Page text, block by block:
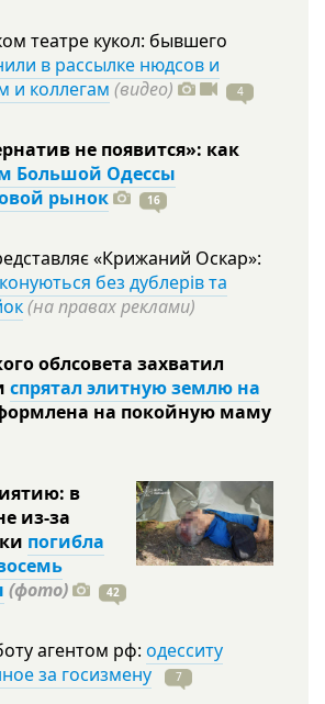
театре кукол: бывшего
в рассылке нюдсов и
и коллегам (видео) 4
не появится»: как
Большой Одессы
рынок
16
«Крижаний Оскар»:
без дублерів та
(на правах реклами)
облсовета захватил
спрятал элитную землю на
на покойную маму
в
из-за
погибла
(фото) 42
агентом рф: одесситу
за госизмену
7